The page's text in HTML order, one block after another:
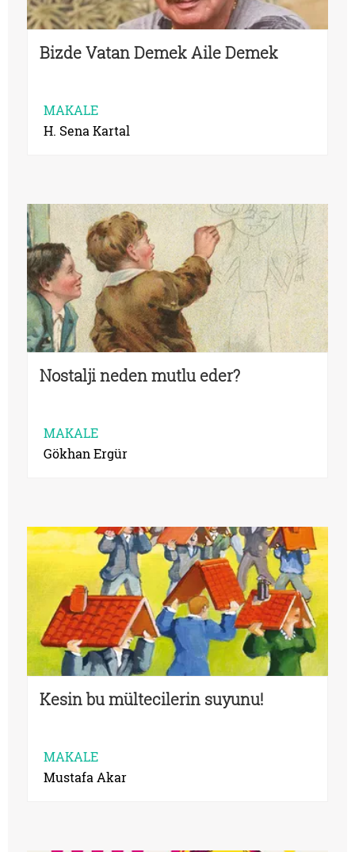
Bizde Vatan Demek Aile Demek
MAKALE
H. Sena Kartal
Nostalji neden mutlu eder?
MAKALE
Gökhan Ergür
Kesin bu mültecilerin suyunu!
MAKALE
Mustafa Akar